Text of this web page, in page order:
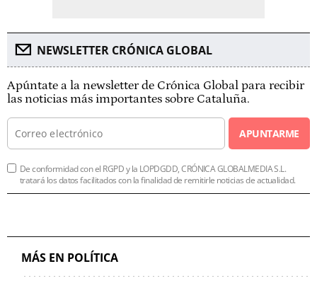
NEWSLETTER CRÓNICA GLOBAL
Apúntate a la newsletter de Crónica Global para recibir
las noticias más importantes sobre Cataluña.
APUNTARME
De conformidad con el RGPD y la LOPDGDD, CRÓNICA GLOBALMEDIA S.L.
tratará los datos facilitados con la finalidad de remitirle noticias de actualidad.
MÁS EN POLÍTICA